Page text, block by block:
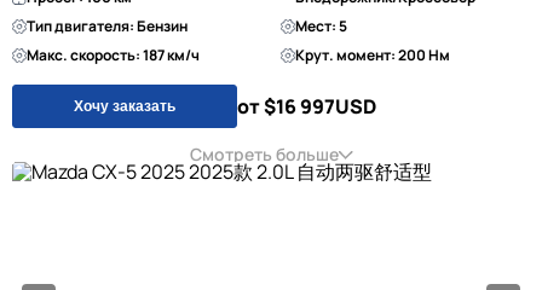
Тип двигателя: Бензин
Мест: 5
Макс. скорость: 187 км/ч
Крут. момент: 200 Нм
Хочу заказать от $16 997USD
Смотреть больше